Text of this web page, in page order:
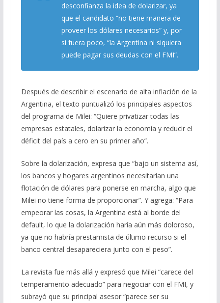
desconfianza la idea de dolarizar, ya
que el candidato “no tiene manera de
proveer los dólares necesarios” y, por
si fuera poco, “la Argentina ni siquiera
puede pagar sus deudas con el FMI”.
Después de describir el escenario de alta inflación de la
Argentina, el texto puntualizó los principales aspectos
del programa de Milei: “Quiere privatizar todas las
empresas estatales, dolarizar la economía y reducir el
déficit del país a cero en su primer año”.
Sobre la dolarización, expresa que “bajo un sistema así,
los bancos y hogares argentinos necesitarían una
flotación de dólares para ponerse en marcha, algo que
Milei no tiene forma de proporcionar”. Y agrega: “Para
empeorar las cosas, la Argentina está al borde del
default, lo que la dolarización haría aún más doloroso,
ya que no habría prestamista de último recurso si el
banco central desapareciera junto con el peso”.
La revista fue más allá y expresó que Milei “carece del
temperamento adecuado” para negociar con el FMI, y
subrayó que su principal asesor “parece ser su